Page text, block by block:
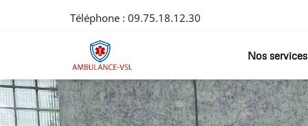
Téléphone : 09.75.18.12.30
Nos services